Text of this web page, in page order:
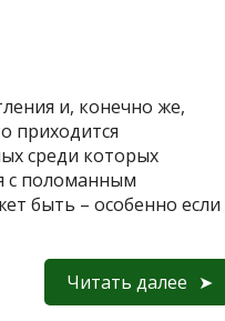
и, конечно же,
приходится
среди которых
с поломанным
быть – особенно если
Читать далее